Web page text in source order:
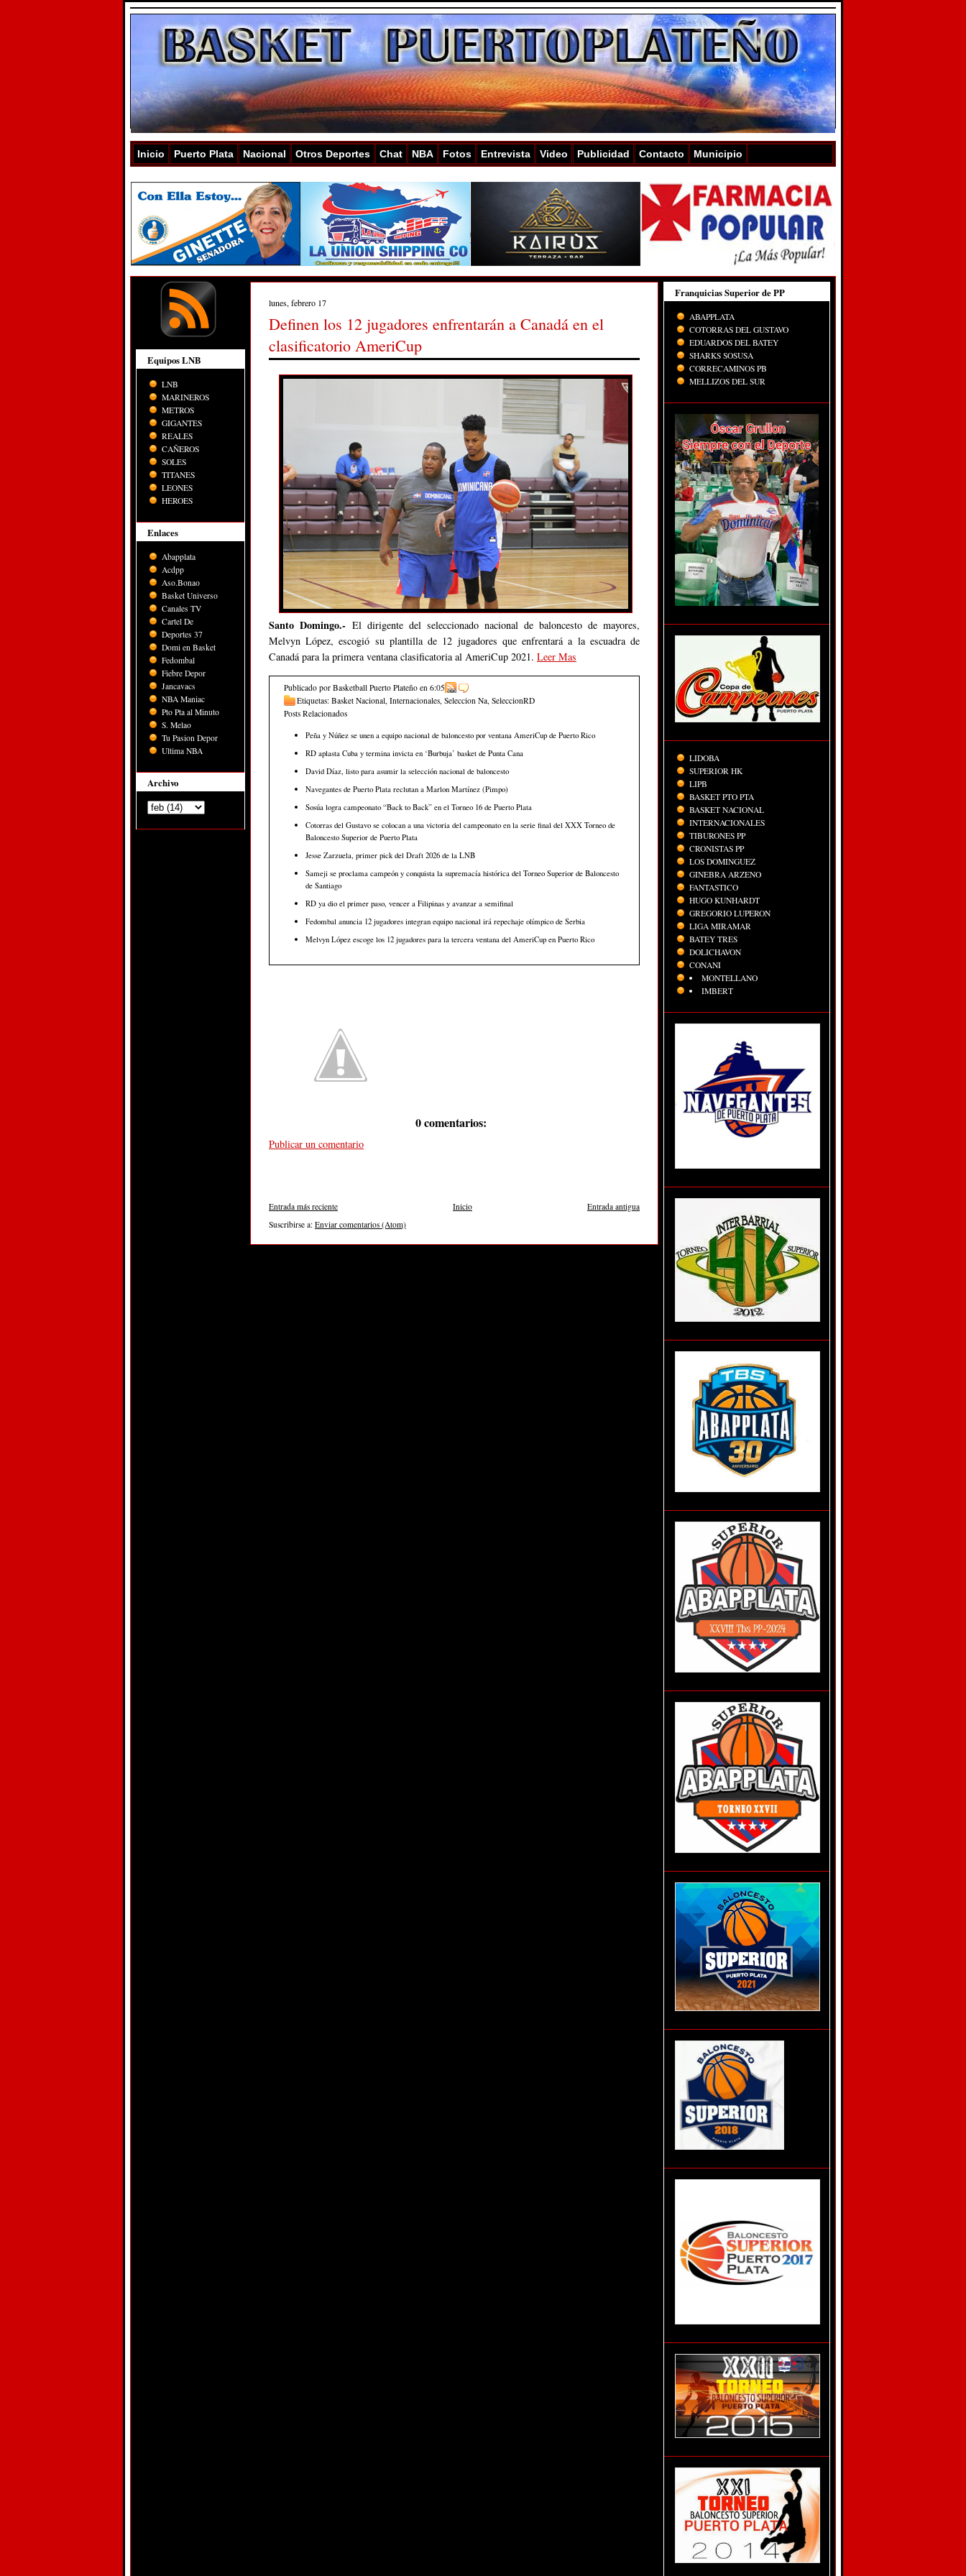
Inicio Puerto Plata Nacional Otros Deportes Chat NBA Fotos Entrevista Video Publicidad Contacto Municipio
Equipos LNB
LNB
MARINEROS
METROS
GIGANTES
REALES
CAÑEROS
SOLES
TITANES
LEONES
HEROES
Enlaces
Abapplata
Acdpp
Aso.Bonao
Basket Universo
Canales TV
Cartel De
Deportes 37
Domi en Basket
Fedombal
Fiebre Depor
Jancavacs
NBA Maniac
Pto Pta al Minuto
S. Melao
Tu Pasion Depor
Ultima NBA
Archivo
lunes, febrero 17
Definen los 12 jugadores enfrentarán a Canadá en el
clasificatorio AmeriCup
Santo Domingo.- El dirigente del seleccionado nacional de baloncesto de mayores,
Melvyn López, escogió su plantilla de 12 jugadores que enfrentará a la escuadra de
Canadá para la primera ventana clasificatoria al AmeriCup 2021. Leer Mas
Publicado por Basketball Puerto Plateño en 6:05
Etiquetas: Basket Nacional, Internacionales, Seleccion Na, SeleccionRD
Posts Relacionados
Peña y Núñez se unen a equipo nacional de baloncesto por ventana AmeriCup de Puerto Rico
RD aplasta Cuba y termina invicta en ‘Burbuja’ basket de Punta Cana
David Díaz, listo para asumir la selección nacional de baloncesto
Navegantes de Puerto Plata reclutan a Marlon Martínez (Pimpo)
Sosúa logra campeonato “Back to Back” en el Torneo 16 de Puerto Plata
Cotorras del Gustavo se colocan a una victoria del campeonato en la serie final del XXX Torneo de
Baloncesto Superior de Puerto Plata
Jesse Zarzuela, primer pick del Draft 2026 de la LNB
Sameji se proclama campeón y conquista la supremacía histórica del Torneo Superior de Baloncesto
de Santiago
RD ya dio el primer paso, vencer a Filipinas y avanzar a semifinal
Fedombal anuncia 12 jugadores integran equipo nacional irá repechaje olímpico de Serbia
Melvyn López escoge los 12 jugadores para la tercera ventana del AmeriCup en Puerto Rico
0 comentarios:
Publicar un comentario
Entrada más reciente Entrada antigua
Inicio
Suscribirse a: Enviar comentarios (Atom)
Franquicias Superior de PP
ABAPPLATA
COTORRAS DEL GUSTAVO
EDUARDOS DEL BATEY
SHARKS SOSUSA
CORRECAMINOS PB
MELLIZOS DEL SUR
LIDOBA
SUPERIOR HK
LIPB
BASKET PTO PTA
BASKET NACIONAL
INTERNACIONALES
TIBURONES PP
CRONISTAS PP
LOS DOMINGUEZ
GINEBRA ARZENO
FANTASTICO
HUGO KUNHARDT
GREGORIO LUPERON
LIGA MIRAMAR
BATEY TRES
DOLICHAVON
CONANI
MONTELLANO
IMBERT